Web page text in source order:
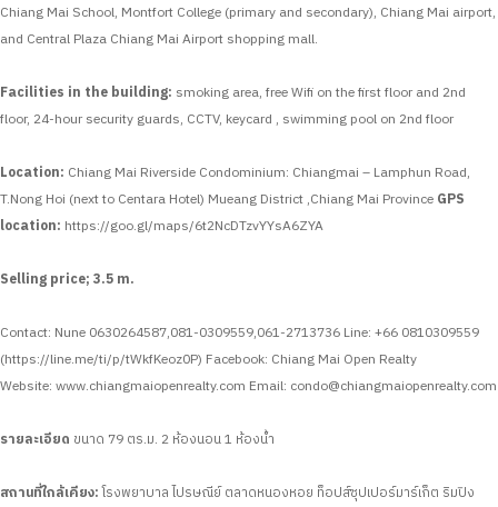
Chiang Mai School, Montfort College (primary and secondary), Chiang Mai airport,
and Central Plaza Chiang Mai Airport shopping mall.
Facilities in the building: smoking area, free Wifi on the first floor and 2nd
floor, 24-hour security guards, CCTV, keycard , swimming pool on 2nd floor
Location: Chiang Mai Riverside Condominium: Chiangmai – Lamphun Road,
T.Nong Hoi (next to Centara Hotel) Mueang District ,Chiang Mai Province GPS
location: https://goo.gl/maps/6t2NcDTzvYYsA6ZYA
Selling price; 3.5 m.
Contact: Nune 0630264587,081-0309559,061-2713736 Line: +66 0810309559
(https://line.me/ti/p/tWkfKeoz0P) Facebook: Chiang Mai Open Realty
Website: www.chiangmaiopenrealty.com Email: condo@chiangmaiopenrealty.com
รายละเอียด ขนาด 79 ตร.ม. 2 ห้องนอน1 ห้องน้ำ
สถานที่ใกล้เคียง:โรงพยาบาล ไปรษณีย์ ตลาดหนองหอย ท็อปส์ซุปเปอร์มาร์เก็ต ริมปิง